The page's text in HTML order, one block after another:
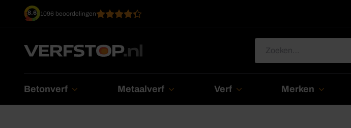
8.6 1096 beoordelingen
naar:
Betonverf Metaalverf Verf Merken